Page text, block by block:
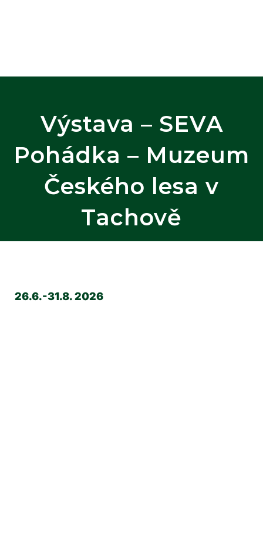
Výstava – SEVA
Pohádka – Muzeum
Českého lesa v
Tachově
26.6.-31.8. 2026